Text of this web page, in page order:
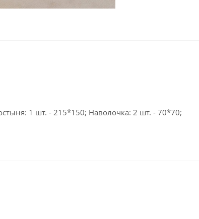
1 шт. - 215*150; Наволочка: 2 шт. - 70*70;